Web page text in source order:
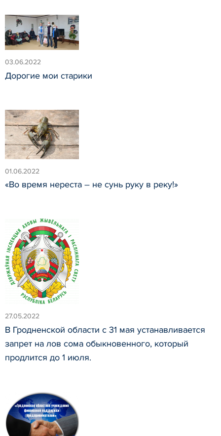
03.06.2022
Дорогие мои старики
01.06.2022
«Во время нереста – не сунь руку в реку!»
27.05.2022
В Гродненской области с 31 мая устанавливается
запрет на лов сома обыкновенного, который
продлится до 1 июля.